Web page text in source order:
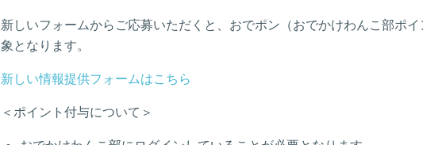
新しいフォームからご応募いただくと、おでポン（おでかけわんこ部ポ
象となります。
新しい情報提供フォームはこちら
＜ポイント付与について＞